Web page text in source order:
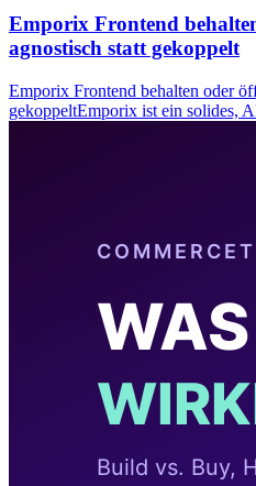
Emporix Frontend
agnostisch statt gekoppelt
Emporix Frontend behalten oder
gekoppeltEmporix ist ein solides,